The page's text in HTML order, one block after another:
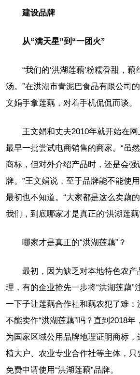
建设品牌
从“满天星”到“一团火”
“我们的‘洪湖莲藕’粉糯香甜，
汤。”在洪湖市青泥巴食品有限公司
文娟手拿莲藕，对着手机侃侃而谈。
王文娟和丈夫2010年就开始在
最早一批尝试电商销售的商家。“虽
商标，但对外介绍产品时，还是会强
牌。”王文娟说，至于品牌能不能使
最初也不知道。“大家都是这么卖藕
我们，到底哪家才是真正的‘洪湖莲藕
哪家才是真正的“洪湖莲藕”？
最初，因为缺乏对本地特色农产
理，有的企业抢先一步将“洪湖莲藕”
一下子让莲藕合作社和藕农犯了难：
不能卖作“洪湖莲藕”吗？直到2018年
为国家区域公用品牌地理证明商标，
植大户、农业专业合作社等主体，
免费申请使用“洪湖莲藕”品牌。